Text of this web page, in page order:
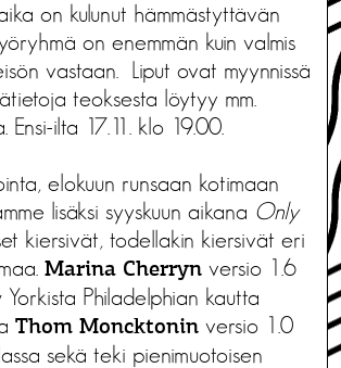
on kulunut hämmästyttävän
on enemmän kuin valmis
vastaan. Liput ovat myynnissä
teoksesta löytyy mm.
Ensi-ilta 17.11. klo 19.00.
elokuun runsaan kotimaan
lisäksi syyskuun aikana Only
kiersivät, todellakin kiersivät eri
Marina Cherryn versio 1.6
Philadelphian kautta
Thom Moncktonin versio 1.0
sekä teki pienimuotoisen